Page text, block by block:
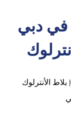
عجمان
في دبي
شركة تركيب انترلوك في دبي |0544026642| بلاط الأنترلوك